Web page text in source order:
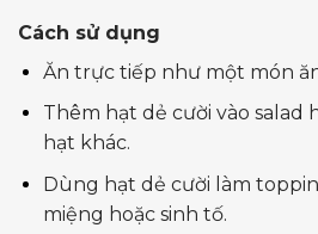
Cách sử dụng
Ăn trực tiếp như một món
Thêm hạt dẻ cười vào salad
hạt khác.
Dùng hạt dẻ cười làm
miệng hoặc sinh tố.